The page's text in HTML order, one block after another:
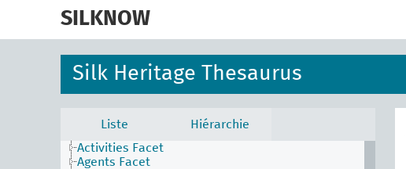
SILKNOW
Silk Heritage Thesaurus
Liste
Hiérarchie
Activities Facet
Agents Facet